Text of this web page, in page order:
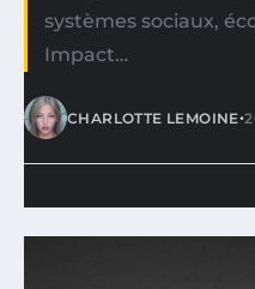
systèmes sociaux,
Impact…
CHARLOTTE LEMOINE•